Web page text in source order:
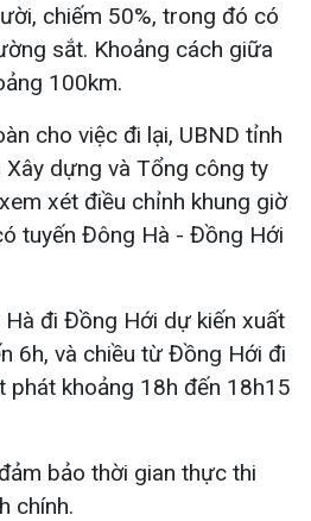
chiếm 50%, trong đó có
sắt. Khoảng cách giữa
100km.
cho việc đi lại, UBND tỉnh
Xây dựng và Tổng công ty
xét điều chỉnh khung giờ
tuyến Đông Hà - Đồng Hới
đi Đồng Hới dự kiến xuất
6h, và chiều từ Đồng Hới đi
khoảng 18h đến 18h15
bảo thời gian thực thi
chính.